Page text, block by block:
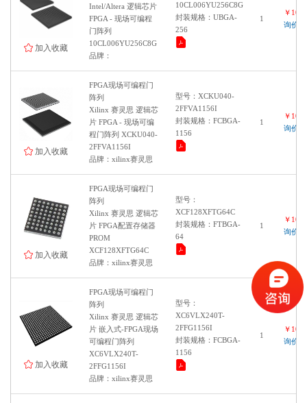
加入收藏
Intel/Altera 逻辑芯片
FPGA - 现场可编程
门阵列
10CL006YU256C8G
品牌：
10CL006YU256C8G
封装规格：UBGA-
256
1
￥
询价
加入收藏
FPGA现场可编程门
阵列
Xilinx 赛灵思 逻辑芯
片 FPGA - 现场可编
程门阵列 XCKU040-
2FFVA1156I
品牌：xilinx赛灵思
型号：XCKU040-
2FFVA1156I
封装规格：FCBGA-
1156
1
￥
询价
加入收藏
FPGA现场可编程门
阵列
Xilinx 赛灵思 逻辑芯
片 FPGA配置存储器
PROM
XCF128XFTG64C
品牌：xilinx赛灵思
型号：
XCF128XFTG64C
封装规格：FTBGA-
64
1
￥
询价
加入收藏
FPGA现场可编程门
阵列
Xilinx 赛灵思 逻辑芯
片 嵌入式-FPGA现场
可编程门阵列
XC6VLX240T-
2FFG1156I
品牌：xilinx赛灵思
型号：
XC6VLX240T-
2FFG1156I
封装规格：FCBGA-
1156
1
￥
询价